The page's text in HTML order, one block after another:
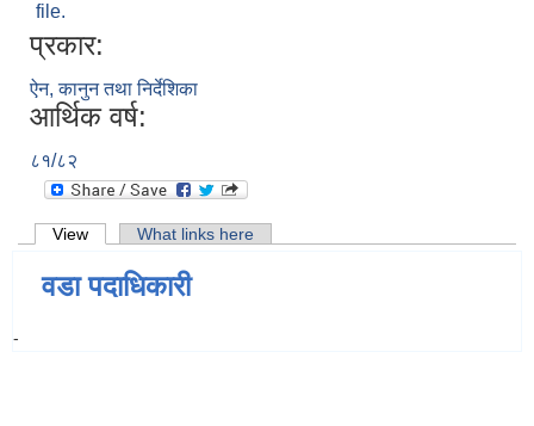
file.
प्रकार:
ऐन, कानुन तथा निर्देशिका
आर्थिक वर्ष:
८१/८२
Primary tabs
View (active tab)What links here
वडा पदाधिकारी
-